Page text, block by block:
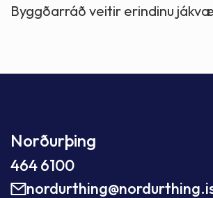
Byggðarráð veitir erindinu
Norðurþing
464 6100